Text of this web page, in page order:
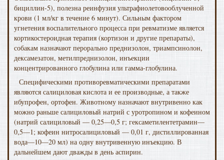
бициллин-5), полезна реинфузия ультрафиолетовооблученной
крови (1 мл/кг в течение 6 минут). Сильным фактором
угнетения воспалительного процесса при ревма­тизме является
кортикостероидная терапия (кортизон и другие препараты),
собакам назначают перорально преднизолон, триампсинолон,
дексамезатон, метилпреднизолон, инъекции
концентрированного глобулина или гамма-глобулина.
Специфическими противоревматическими препаратами
являются салициловая кислота и ее производные, а также
ибупрофен, ортофен. Животному назначают внутривенно как
можно раньше салициловый натрий с уротропином и кофеином
(натрий салициловый — 0,25—0,5 г; гексамети­лентетрамин—
0,5—1; кофеин нитросалициловый — 0,01 г, дистиллированная
вода—10—20 мл) на одну внутривен­ную инъекцию. В
дальнейшем дают дважды в день ас­пирин.